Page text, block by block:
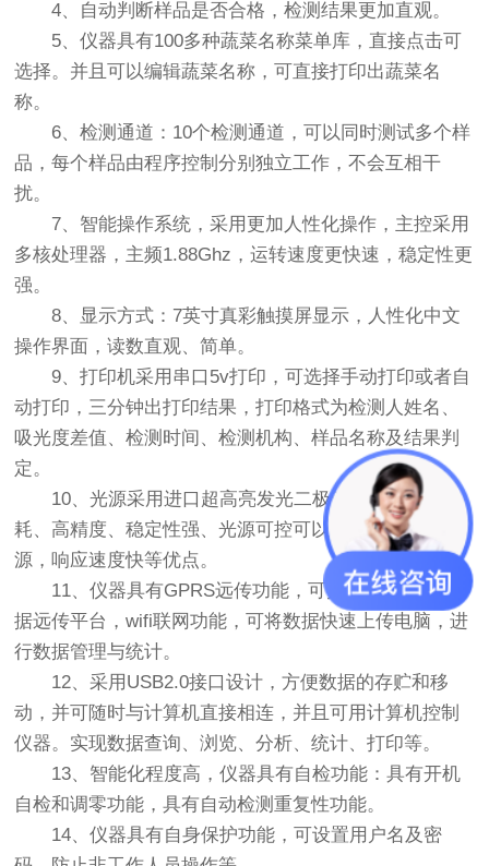
4、自动判断样品是否合格，检测结果更加直观。
5、仪器具有100多种蔬菜名称菜单库，直接点击可
选择。并且可以编辑蔬菜名称，可直接打印出蔬菜名
称。
6、检测通道：10个检测通道，可以同时测试多个样
品，每个样品由程序控制分别独立工作，不会互相干
扰。
7、智能操作系统，采用更加人性化操作，主控采用
多核处理器，主频1.88Ghz，运转速度更快速，稳定性更
强。
8、显示方式：7英寸真彩触摸屏显示，人性化中文
操作界面，读数直观、简单。
9、打印机采用串口5v打印，可选择手动打印或者自
动打印，三分钟出打印结果，打印格式为检测人姓名、
吸光度差值、检测时间、检测机构、样品名称及结果判
定。
10、光源采用进口超高亮发光二极管，具有低功
耗、高精度、稳定性强、光源可控可以关掉不使用的光
源，响应速度快等优点。
11、仪器具有GPRS远传功能，可插手机卡实现数
据远传平台，wifi联网功能，可将数据快速上传电脑，进
行数据管理与统计。
12、采用USB2.0接口设计，方便数据的存贮和移
动，并可随时与计算机直接相连，并且可用计算机控制
仪器。实现数据查询、浏览、分析、统计、打印等。
13、智能化程度高，仪器具有自检功能：具有开机
自检和调零功能，具有自动检测重复性功能。
14、仪器具有自身保护功能，可设置用户名及密